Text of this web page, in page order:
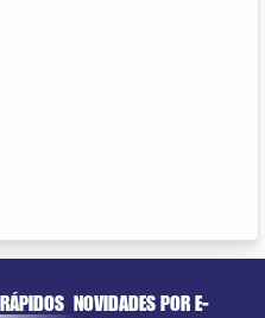
NOVIDADES POR E-